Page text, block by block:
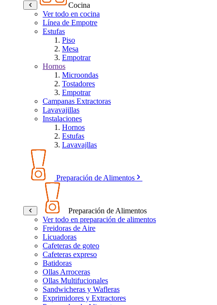
Cocina
Ver todo en cocina
Línea de Empotre
Estufas
Piso
Mesa
Empotrar
Hornos
Microondas
Tostadores
Empotrar
Campanas Extractoras
Lavavajillas
Instalaciones
Hornos
Estufas
Lavavajllas
Preparación de Alimentos
Preparación de Alimentos
Ver todo en preparación de alimentos
Freidoras de Aire
Licuadoras
Cafeteras de goteo
Cafeteras expreso
Batidoras
Ollas Arroceras
Ollas Multifucionales
Sandwicheras y Wafleras
Exprimidores y Extractores